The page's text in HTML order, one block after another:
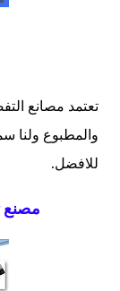
تعتمد مصانع
والمطبوع ولنا
للافضل.
مصنع